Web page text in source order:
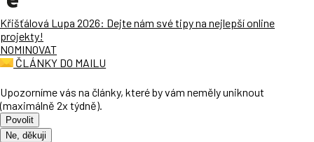
Křišťálová Lupa 2026: Dejte nám své tipy na nejlepší online
projekty!
NOMINOVAT
ČLÁNKY DO MAILU
Upozorníme vás na články, které by vám neměly uniknout
(maximálně 2x týdně).
Povolit
Ne, děkuji